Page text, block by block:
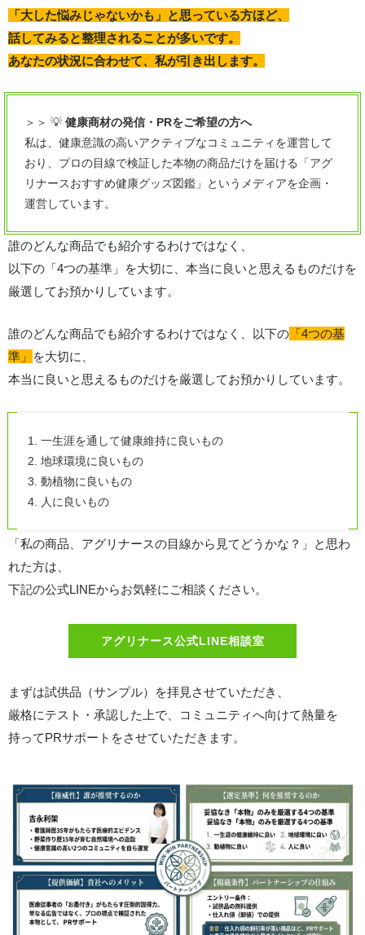
「大した悩みじゃないかも」と思っている方ほど、
話してみると整理されることが多いです。
あなたの状況に合わせて、私が引き出します。
＞＞ 💡 健康商材の発信・PRをご希望の方へ
私は、健康意識の高いアクティブなコミュニティを運営して
おり、プロの目線で検証した本物の商品だけを届ける「アグ
リナースおすすめ健康グッズ図鑑」というメディアを企画・
運営しています。
誰のどんな商品でも紹介するわけではなく、
以下の「4つの基準」を大切に、本当に良いと思えるものだけを
厳選してお預かりしています。
誰のどんな商品でも紹介するわけではなく、以下の 「4つの基
準」
を大切に、
本当に良いと思えるものだけを厳選してお預かりしています。
1. 一生涯を通して健康維持に良いもの
2. 地球環境に良いもの
3. 動植物に良いもの
4. 人に良いもの
「私の商品、アグリナースの目線から見てどうかな？」と思わ
れた方は、
下記の公式LINEからお気軽にご相談ください。
アグリナース公式LINE相談室
まずは試供品（サンプル）を拝見させていただき、
厳格にテスト・承認した上で、コミュニティへ向けて熱量を
持ってPRサポートをさせていただきます。